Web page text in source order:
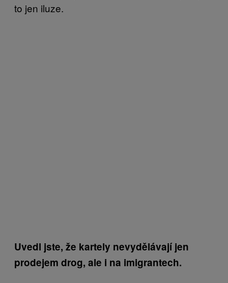
to jen iluze.
Uvedl jste, že kartely nevydělávají jen
prodejem drog, ale i na imigrantech.